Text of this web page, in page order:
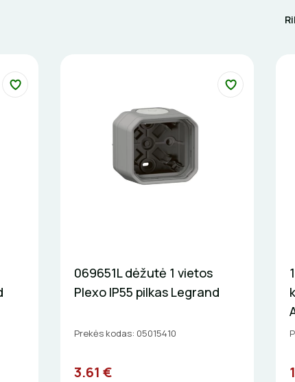
069651L dėžutė 1 vietos
Plexo IP55 pilkas Legrand
Prekės kodas: 05015410
3.61 €